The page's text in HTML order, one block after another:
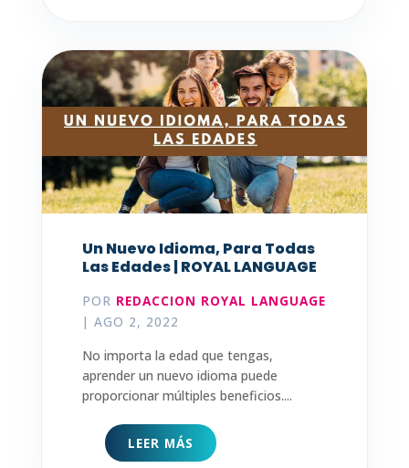
Un Nuevo Idioma, Para Todas
Las Edades | ROYAL LANGUAGE
POR REDACCION ROYAL LANGUAGE
| AGO 2, 2022
No importa la edad que tengas,
aprender un nuevo idioma puede
proporcionar múltiples beneficios....
LEER MÁS